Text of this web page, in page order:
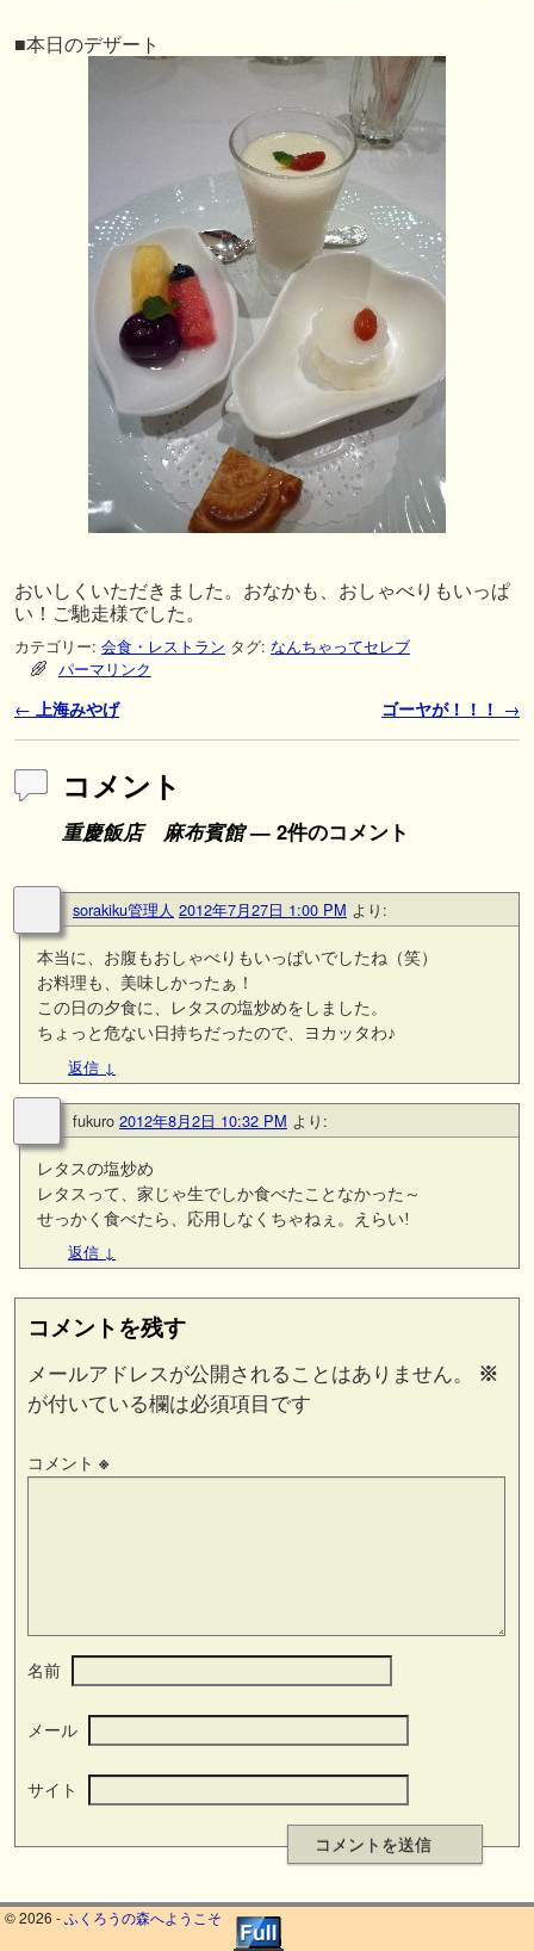
■本日のデザート
おいしくいただきました。おなかも、おしゃべりもいっぱ
い！ご馳走様でした。
カテゴリー: 会食・レストラン タグ: なんちゃってセレブ
パーマリンク
投稿ナビゲーション
← 上海みやげ ゴーヤが！！！ →
コメント
重慶飯店 麻布賓館— 2件のコメント
sorakiku管理人 2012年7月27日 1:00 PM より:
本当に、お腹もおしゃべりもいっぱいでしたね（笑）
お料理も、美味しかったぁ！
この日の夕食に、レタスの塩炒めをしました。
ちょっと危ない日持ちだったので、ヨカッタわ♪
返信 ↓
fukuro 2012年8月2日 10:32 PM より:
レタスの塩炒め
レタスって、家じゃ生でしか食べたことなかった～
せっかく食べたら、応用しなくちゃねぇ。えらい!
返信 ↓
コメントを残す
メールアドレスが公開されることはありません。
※
が付いている欄は必須項目です
コメント ※
名前
メール
サイト
© 2026 -ふくろうの森へようこそ